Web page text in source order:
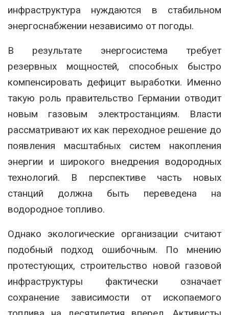
инфраструктура нуждаются в стабильном
энергоснабжении независимо от погоды.
В результате энергосистема требует
резервных мощностей, способных быстро
компенсировать дефицит выработки. Именно
такую роль правительство Германии отводит
новым газовым электростанциям. Власти
рассматривают их как переходное решение до
появления масштабных систем накопления
энергии и широкого внедрения водородных
технологий. В перспективе часть новых
станций должна быть переведена на
водородное топливо.
Однако экологические организации считают
подобный подход ошибочным. По мнению
протестующих, строительство новой газовой
инфраструктуры фактически означает
сохранение зависимости от ископаемого